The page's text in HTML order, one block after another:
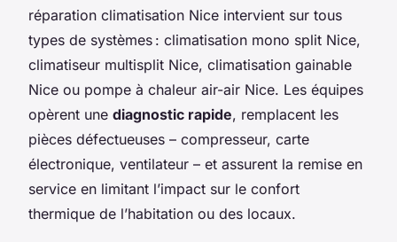
réparation climatisation Nice intervient sur tous
types de systèmes : climatisation mono split Nice,
climatiseur multisplit Nice, climatisation gainable
Nice ou pompe à chaleur air-air Nice. Les équipes
opèrent une diagnostic rapide, remplacent les
pièces défectueuses – compresseur, carte
électronique, ventilateur – et assurent la remise en
service en limitant l’impact sur le confort
thermique de l’habitation ou des locaux.